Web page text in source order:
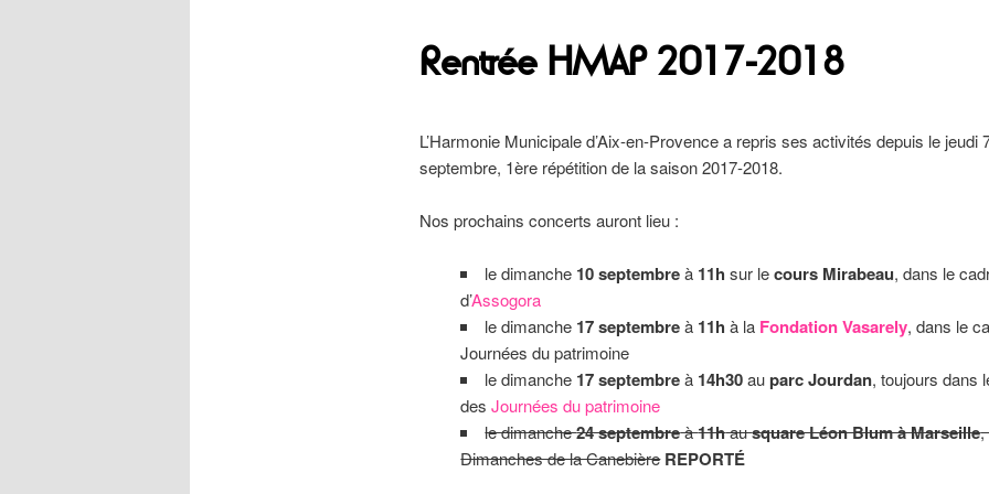
Rentrée HMAP 2017-2018
L’Harmonie Municipale d’Aix-en-Provence a repris ses activités depuis le jeudi
septembre, 1ère répétition de la saison 2017-2018.
Nos prochains concerts auront lieu :
le dimanche 10 septembreà 11h sur lecours Mirabeau, dans le
d’Assogora
le dimanche 17 septembreà 11h à la Fondation Vasarely, dans le
Journées du patrimoine
le dimanche 17 septembreà 14h30auparc Jourdan, toujours dans
desJournées du patrimoine
le dimanche24 septembreà11hausquare Léon Blum à Marseille,
Dimanches de la Canebière REPORTÉ